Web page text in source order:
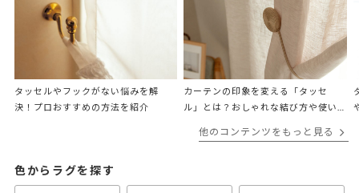
タッセルやフックがない悩みを解
決！プロおすすめの方法を紹介
カーテンの印象を変える「タッセ
ル」とは？おしゃれな結び方や使い
他のコンテンツをもっと見る
色からラグを探す